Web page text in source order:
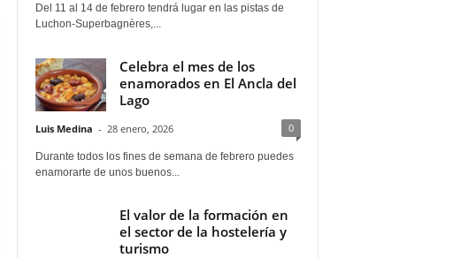
Del 11 al 14 de febrero tendrá lugar en las pistas de
Luchon-Superbagnères,...
Celebra el mes de los
enamorados en El Ancla del
Lago
Luis Medina - 28 enero, 2026 0
Durante todos los fines de semana de febrero puedes
enamorarte de unos buenos...
El valor de la formación en
el sector de la hostelería y
turismo